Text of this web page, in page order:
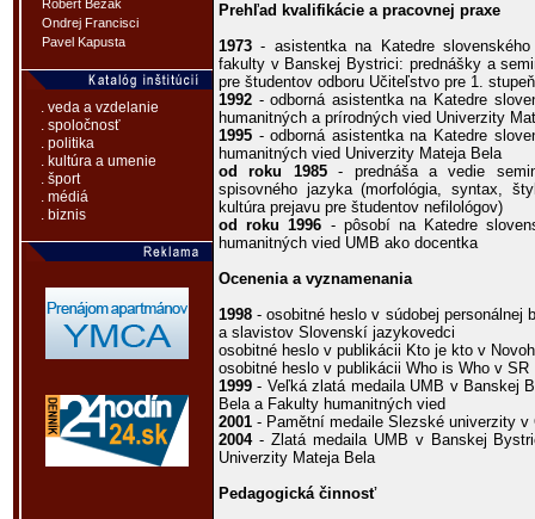
Róbert Bezák
Ondrej Francisci
Pavel Kapusta
. veda a vzdelanie
. spoločnosť
. politika
. kultúra a umenie
. šport
. médiá
. biznis
Prehľad kvalifikácie a pracovnej praxe
1973 - asistentka na Katedre
fakulty v Banskej Bystrici: prednášky a
pre študentov odboru Učiteľstvo pre 1.
1992 - odborná asistentka na Katedre
humanitných a prírodných vied Univerzity
1995 - odborná asistentka na Katedre
humanitných vied Univerzity Mateja Bela
od roku 1985- prednáša a vedie
spisovného jazyka (morfológia, syntax,
kultúra prejavu pre študentov nefilológov)
od roku 1996 - pôsobí na Katedre
humanitných vied UMB ako docentka
Ocenenia a vyznamenania
1998 - osobitné heslo v súdobej personálnej
a slavistov Slovenskí jazykovedci
osobitné heslo v publikácii Kto je kto v
osobitné heslo v publikácii Who is Who v SR
1999 - Veľká zlatá medaila UMB v Banskej
Bela a Fakulty humanitných vied
2001 - Pamětní medaile Slezské univerzity v
2004- Zlatá medaila UMB v Banskej
Univerzity Mateja Bela
Pedagogická činnosť